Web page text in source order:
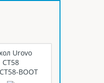
Urovo
CT58
BOOT